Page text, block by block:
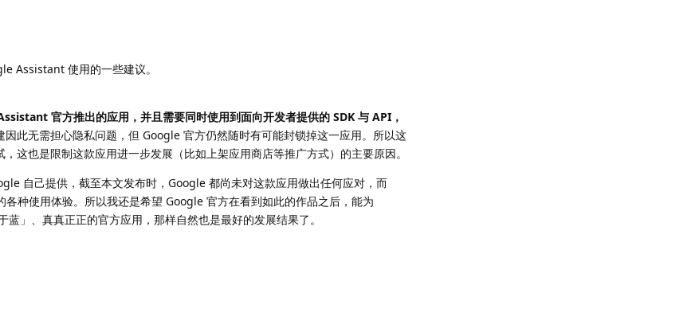
Assistant 使用的一些建议。
官方推出的应用，并且需要同时使用到面向开发者提供的 SDK 与 API，
因此无需担心隐私问题，但 Google 官方仍然随时有可能封锁掉这一应用。所以这
这也是限制这款应用进一步发展（比如上架应用商店等推广方式）的主要原因。
自己提供，截至本文发布时，Google 都尚未对这款应用做出任何应对，而
种使用体验。所以我还是希望 Google 官方在看到如此的作品之后，能为
」、真真正正的官方应用，那样自然也是最好的发展结果了。